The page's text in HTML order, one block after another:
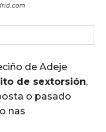
de Adeje
de sextorsión,
o pasado
nas